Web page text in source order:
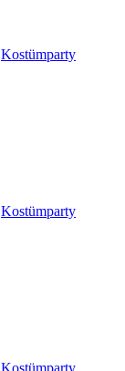
Kostümparty
Kostümparty
Kostümparty